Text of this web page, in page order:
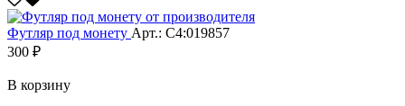
Футляр под монету Арт.: С4:019857
300 ₽
В корзину